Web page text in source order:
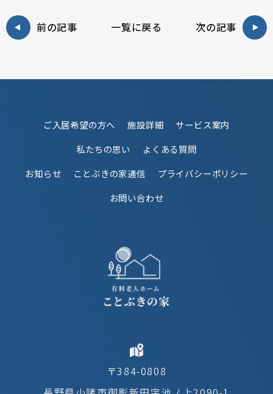
前の記事 一覧に戻る 次の記事
〒384-0808
ご入居希望の方へ 施設詳細
サービス案内
私たちの思い
よくある質問
お知らせ
ことぶきの家通信
プライバシーポリシー
お問い合わせ